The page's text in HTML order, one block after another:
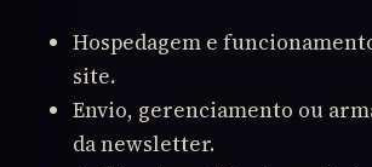
Hospedagem e
site.
Envio, gerenciamento ou
da newsletter.